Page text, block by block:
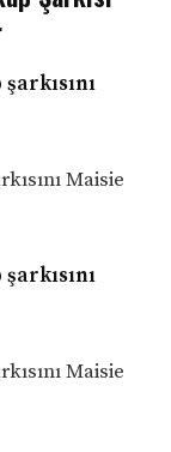
Maisie
Maisie